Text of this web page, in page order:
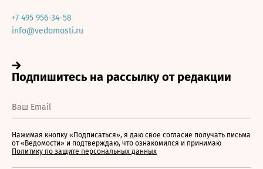
+7 495 956-34-58
info@vedomosti.ru
Нажимая кнопку «Подписаться», я даю свое согласие получать письма
от «Ведомости» и подтверждаю, что ознакомился и принимаю
Политику по защите персональных данных